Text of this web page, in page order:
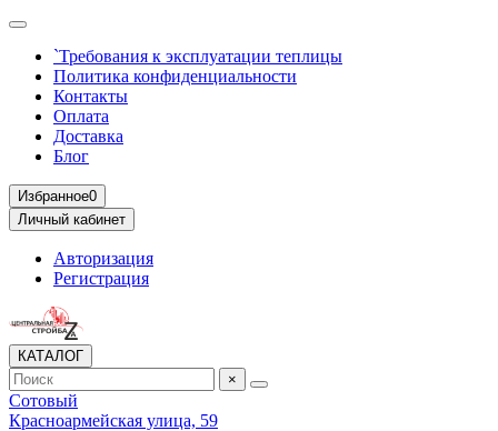
`Требования к эксплуатации теплицы
Политика конфиденциальности
Контакты
Оплата
Доставка
Блог
Избранное0
Личный кабинет
Авторизация
Регистрация
КАТАЛОГ
×
Сотовый
Красноармейская улица, 59